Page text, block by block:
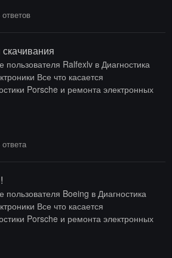
ответов
пользователя Ralfexlv в Диагностика
Все что касается
Porsche и ремонта электронных
ответа
пользователя Boeing в Диагностика
Все что касается
Porsche и ремонта электронных